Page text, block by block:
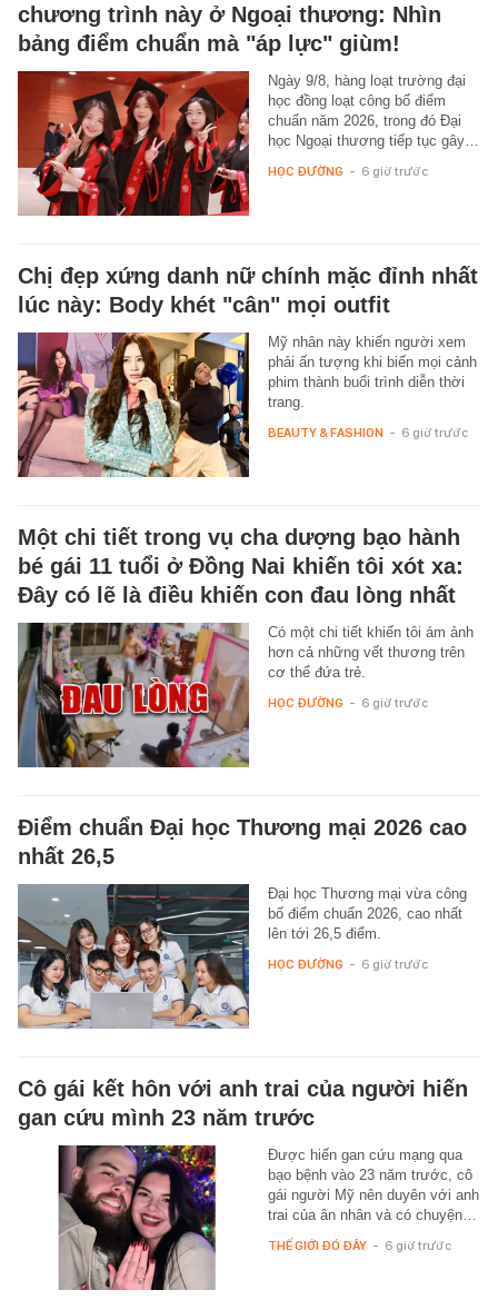
chương trình này ở Ngoại thương: Nhìn
bảng điểm chuẩn mà "áp lực" giùm!
Ngày 9/8, hàng loạt trường đại
học đồng loạt công bố điểm
chuẩn năm 2026, trong đó Đại
học Ngoại thương tiếp tục gây…
HỌC ĐƯỜNG - 6 giờ trước
Chị đẹp xứng danh nữ chính mặc đỉnh nhất
lúc này: Body khét "cân" mọi outfit
Mỹ nhân này khiến người xem
phải ấn tượng khi biến mọi cảnh
phim thành buổi trình diễn thời
trang.
BEAUTY & FASHION - 6 giờ trước
Một chi tiết trong vụ cha dượng bạo hành
bé gái 11 tuổi ở Đồng Nai khiến tôi xót xa:
Đây có lẽ là điều khiến con đau lòng nhất
Có một chi tiết khiến tôi ám ảnh
hơn cả những vết thương trên
cơ thể đứa trẻ.
HỌC ĐƯỜNG - 6 giờ trước
Điểm chuẩn Đại học Thương mại 2026 cao
nhất 26,5
Đại học Thương mại vừa công
bố điểm chuẩn 2026, cao nhất
lên tới 26,5 điểm.
HỌC ĐƯỜNG - 6 giờ trước
Cô gái kết hôn với anh trai của người hiến
gan cứu mình 23 năm trước
Được hiến gan cứu mạng qua
bạo bệnh vào 23 năm trước, cô
gái người Mỹ nên duyên với anh
trai của ân nhân và có chuyện…
THẾ GIỚI ĐÓ ĐÂY - 6 giờ trước